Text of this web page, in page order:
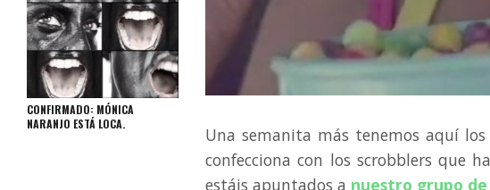
CONFIRMADO: MÓNICA
NARANJO ESTÁ LOCA.
Una semanita más tenemos aquí
confecciona con los scrobblers que
estáis apuntados a nuestro grupo